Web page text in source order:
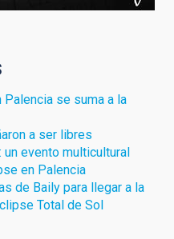
se suma a la
a ser libres
un evento multicultural
en Palencia
de Baily para llegar a la
Total de Sol